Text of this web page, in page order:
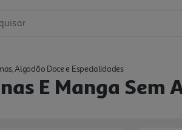
Algodão Doce e Especialidades
E Manga Sem